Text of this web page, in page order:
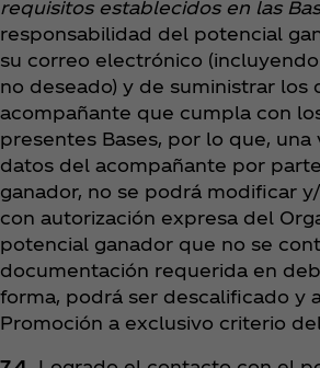
requisitos establecidos en las
responsabilidad del potencial
su correo electrónico
no deseado) y de suministrar los
acompañante que cumpla con
presentes Bases, por lo que, una
datos del acompañante por
ganador, no se podrá modificar
con autorización expresa del
potencial ganador que no se
documentación requerida en
forma, podrá ser descalificado y
Promoción a exclusivo criterio